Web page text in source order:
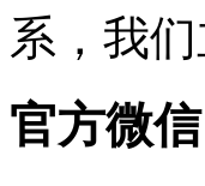
系，我
官方微信